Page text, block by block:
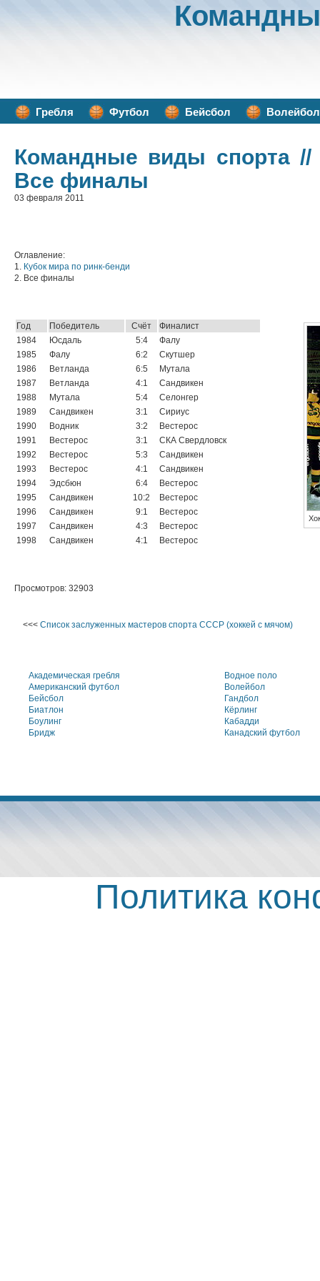
Гребля Футбол Бейсбол Волейбол
Командные виды спорта//
Все финалы
03 февраля 2011
Оглавление:
1. Кубок мира по ринк-бенди
2. Все финалы
Год Победитель Счёт
Финалист
1984
Юсдаль 5:4
Фалу
1985
Фалу 6:2
Скутшер
1986
Ветланда 6:5
Мутала
1987
Ветланда 4:1
Сандвикен
1988
Мутала 5:4
Селонгер
1989
Сандвикен 3:1
Сириус
1990
Водник 3:2
Вестерос
1991
Вестерос 3:1
СКА Свердловск
1992
Вестерос 5:3
Сандвикен
1993
Вестерос 4:1
Сандвикен
1994
Эдсбюн 6:4
Вестерос
1995
Сандвикен 10:2
Вестерос
1996
Сандвикен 9:1
Вестерос
1997
Сандвикен 4:3
Вестерос
1998
Сандвикен 4:1 Вестерос
Просмотров: 32903
<<< Список заслуженных мастеров спорта СССР (хоккей с мячом)
Академическая гребля
Американский футбол
Бейсбол
Биатлон
Боулинг
Бридж
Водное поло
Волейбол
Гандбол
Кёрлинг
Кабадди
Канадский футбол
Политика